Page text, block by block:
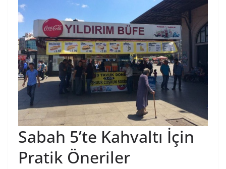
Sabah 5’te Kahvaltı İçin
Pratik Öneriler